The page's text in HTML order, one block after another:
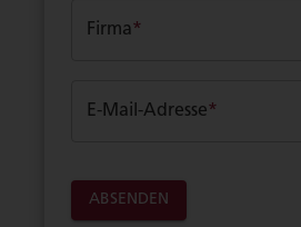
Firma*
E-Mail-Adresse*
ABSENDEN